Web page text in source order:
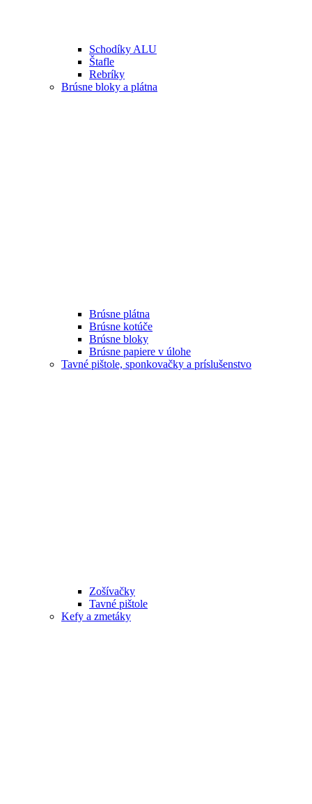
Schodíky ALU
Štafle
Rebríky
Brúsne bloky a plátna
Brúsne plátna
Brúsne kotúče
Brúsne bloky
Brúsne papiere v úlohe
Tavné pištole, sponkovačky a príslušenstvo
Zošívačky
Tavné pištole
Kefy a zmetáky